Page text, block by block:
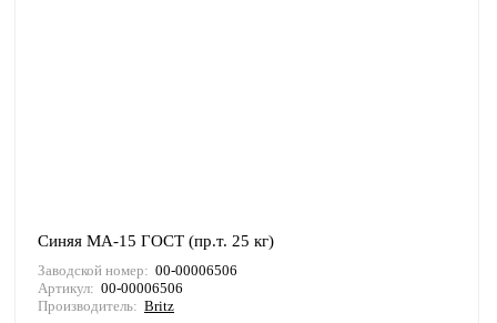
Синяя МА-15 ГОСТ (пр.т. 25 кг)
Заводской номер: 00-00006506
Артикул: 00-00006506
Производитель: Britz